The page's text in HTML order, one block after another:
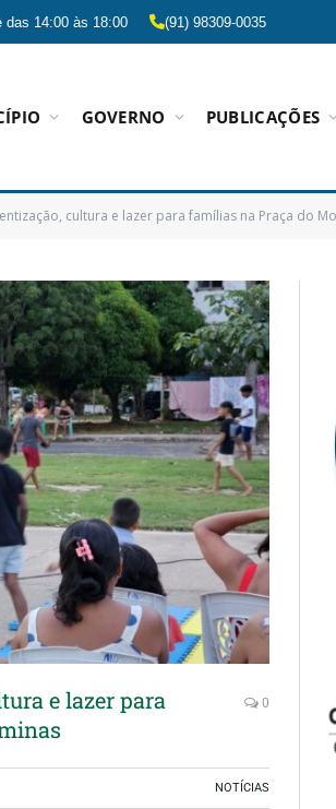
das 14:00 às 18:00 (91) 98309-0035
GOVERNO PUBLICAÇÕES
cultura e lazer para famílias na Praça do
e lazer para
0
NOTÍCIAS